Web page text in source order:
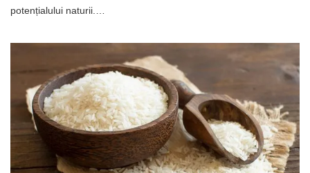
potențialului naturii.…